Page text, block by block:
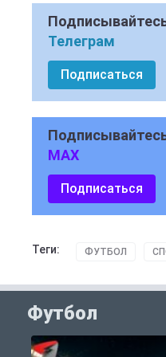
Телеграм
Подписаться
MAX
Подписаться
Теги: ФУТБОЛ
Футбол